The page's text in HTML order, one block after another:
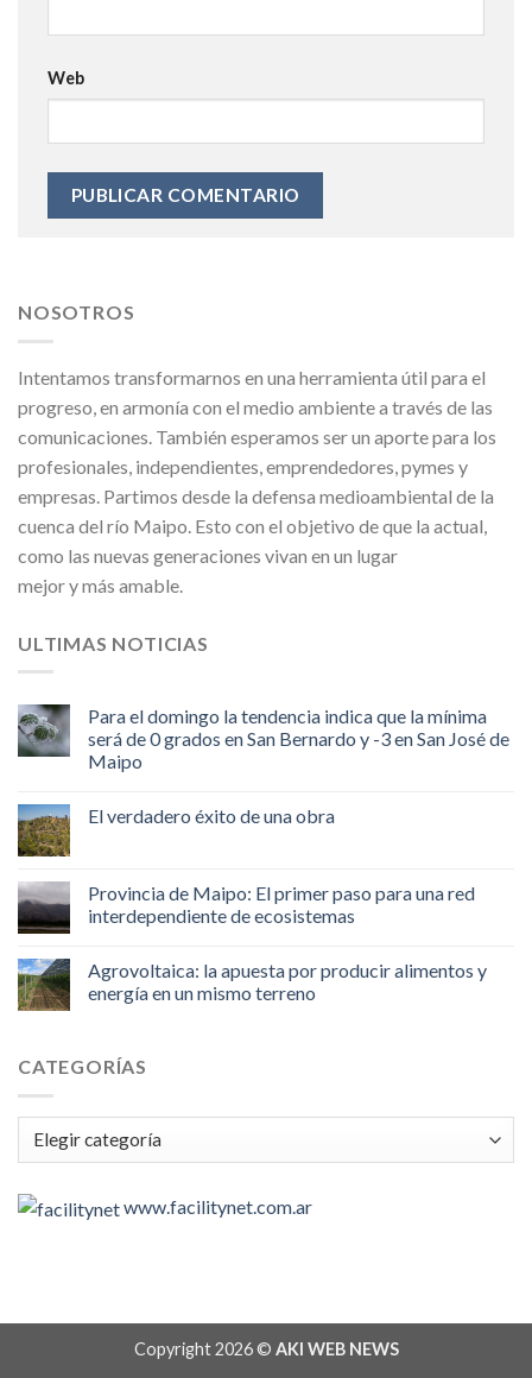
Web
NOSOTROS
Intentamos transformarnos en una herramienta útil para el
progreso, en armonía con el medio ambiente a través de las
comunicaciones. También esperamos ser un aporte para los
profesionales, independientes, emprendedores, pymes y
empresas. Partimos desde la defensa medioambiental de la
cuenca del río Maipo. Esto con el objetivo de que la actual,
como las nuevas generaciones vivan en un lugar
mejor y más amable.
ULTIMAS NOTICIAS
Para el domingo la tendencia indica que la mínima
será de 0 grados en San Bernardo y -3 en San José de
Maipo
El verdadero éxito de una obra
Provincia de Maipo: El primer paso para una red
interdependiente de ecosistemas
Agrovoltaica: la apuesta por producir alimentos y
energía en un mismo terreno
CATEGORÍAS
Categorías
www.facilitynet.com.ar
Copyright 2026 © AKI WEB NEWS